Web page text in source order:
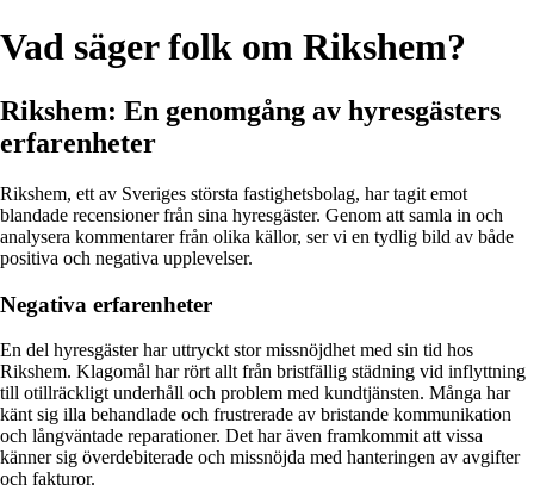
Vad säger folk om Rikshem?
Rikshem: En genomgång av hyresgästers
erfarenheter
Rikshem, ett av Sveriges största fastighetsbolag, har tagit emot
blandade recensioner från sina hyresgäster. Genom att samla in och
analysera kommentarer från olika källor, ser vi en tydlig bild av både
positiva och negativa upplevelser.
Negativa erfarenheter
En del hyresgäster har uttryckt stor missnöjdhet med sin tid hos
Rikshem. Klagomål har rört allt från bristfällig städning vid inflyttning
till otillräckligt underhåll och problem med kundtjänsten. Många har
känt sig illa behandlade och frustrerade av bristande kommunikation
och långväntade reparationer. Det har även framkommit att vissa
känner sig överdebiterade och missnöjda med hanteringen av avgifter
och fakturor.